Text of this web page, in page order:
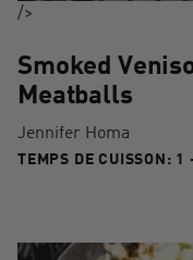
/>
Smoked
Meatballs
Jennifer Homa
TEMPS DE CUISSON: 1